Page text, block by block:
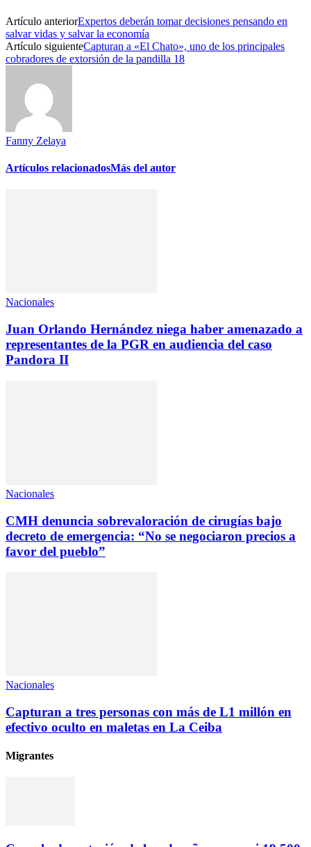
Artículo anteriorExpertos deberán tomar decisiones pensando en
salvar vidas y salvar la economía
Artículo siguienteCapturan a «El Chato», uno de los principales
cobradores de extorsión de la pandilla 18
Fanny Zelaya
Artículos relacionadosMás del autor
Nacionales
Juan Orlando Hernández niega haber amenazado a
representantes de la PGR en audiencia del caso
Pandora II
Nacionales
CMH denuncia sobrevaloración de cirugías bajo
decreto de emergencia: “No se negociaron precios a
favor del pueblo”
Nacionales
Capturan a tres personas con más de L1 millón en
efectivo oculto en maletas en La Ceiba
Migrantes